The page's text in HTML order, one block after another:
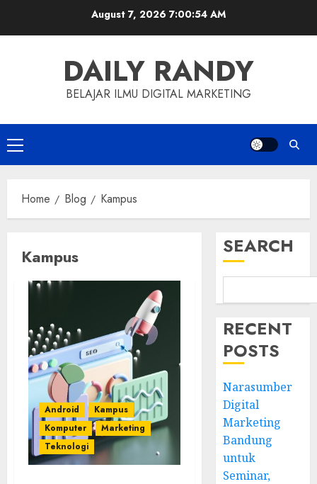
August 7, 2026 7:00:55 AM
DAILY RANDY
BELAJAR ILMU DIGITAL MARKETING
Primary
Menu
Home Blog Kampus
Kampus
Android
Kampus
Komputer
Marketing
Teknologi
SEARCH
RECENT
POSTS
Narasumber
Digital
Marketing
Bandung
untuk
Seminar,